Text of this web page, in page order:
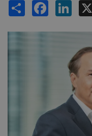
Share Facebook LinkedIn